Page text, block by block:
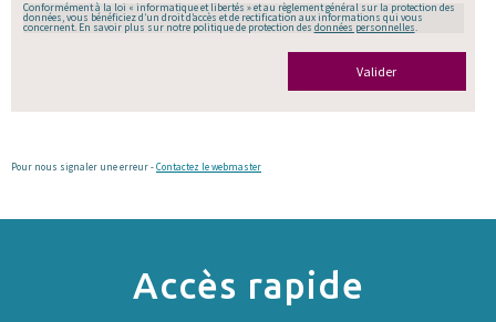
Conformément à la loi « informatique et libertés » et au règlement général sur la protection des
données, vous bénéficiez d’un droit d’accès et de rectification aux informations qui vous
concernent. En savoir plus sur notre politique de protection des données personnelles.
Valider
Pour nous signaler une erreur -Contactez le webmaster
Accès rapide